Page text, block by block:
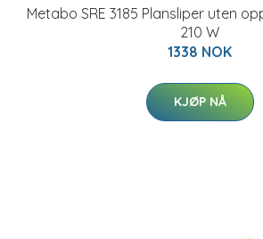
Metabo SRE 3185 Plansliper uten
210 W
1338 NOK
KJØP NÅ